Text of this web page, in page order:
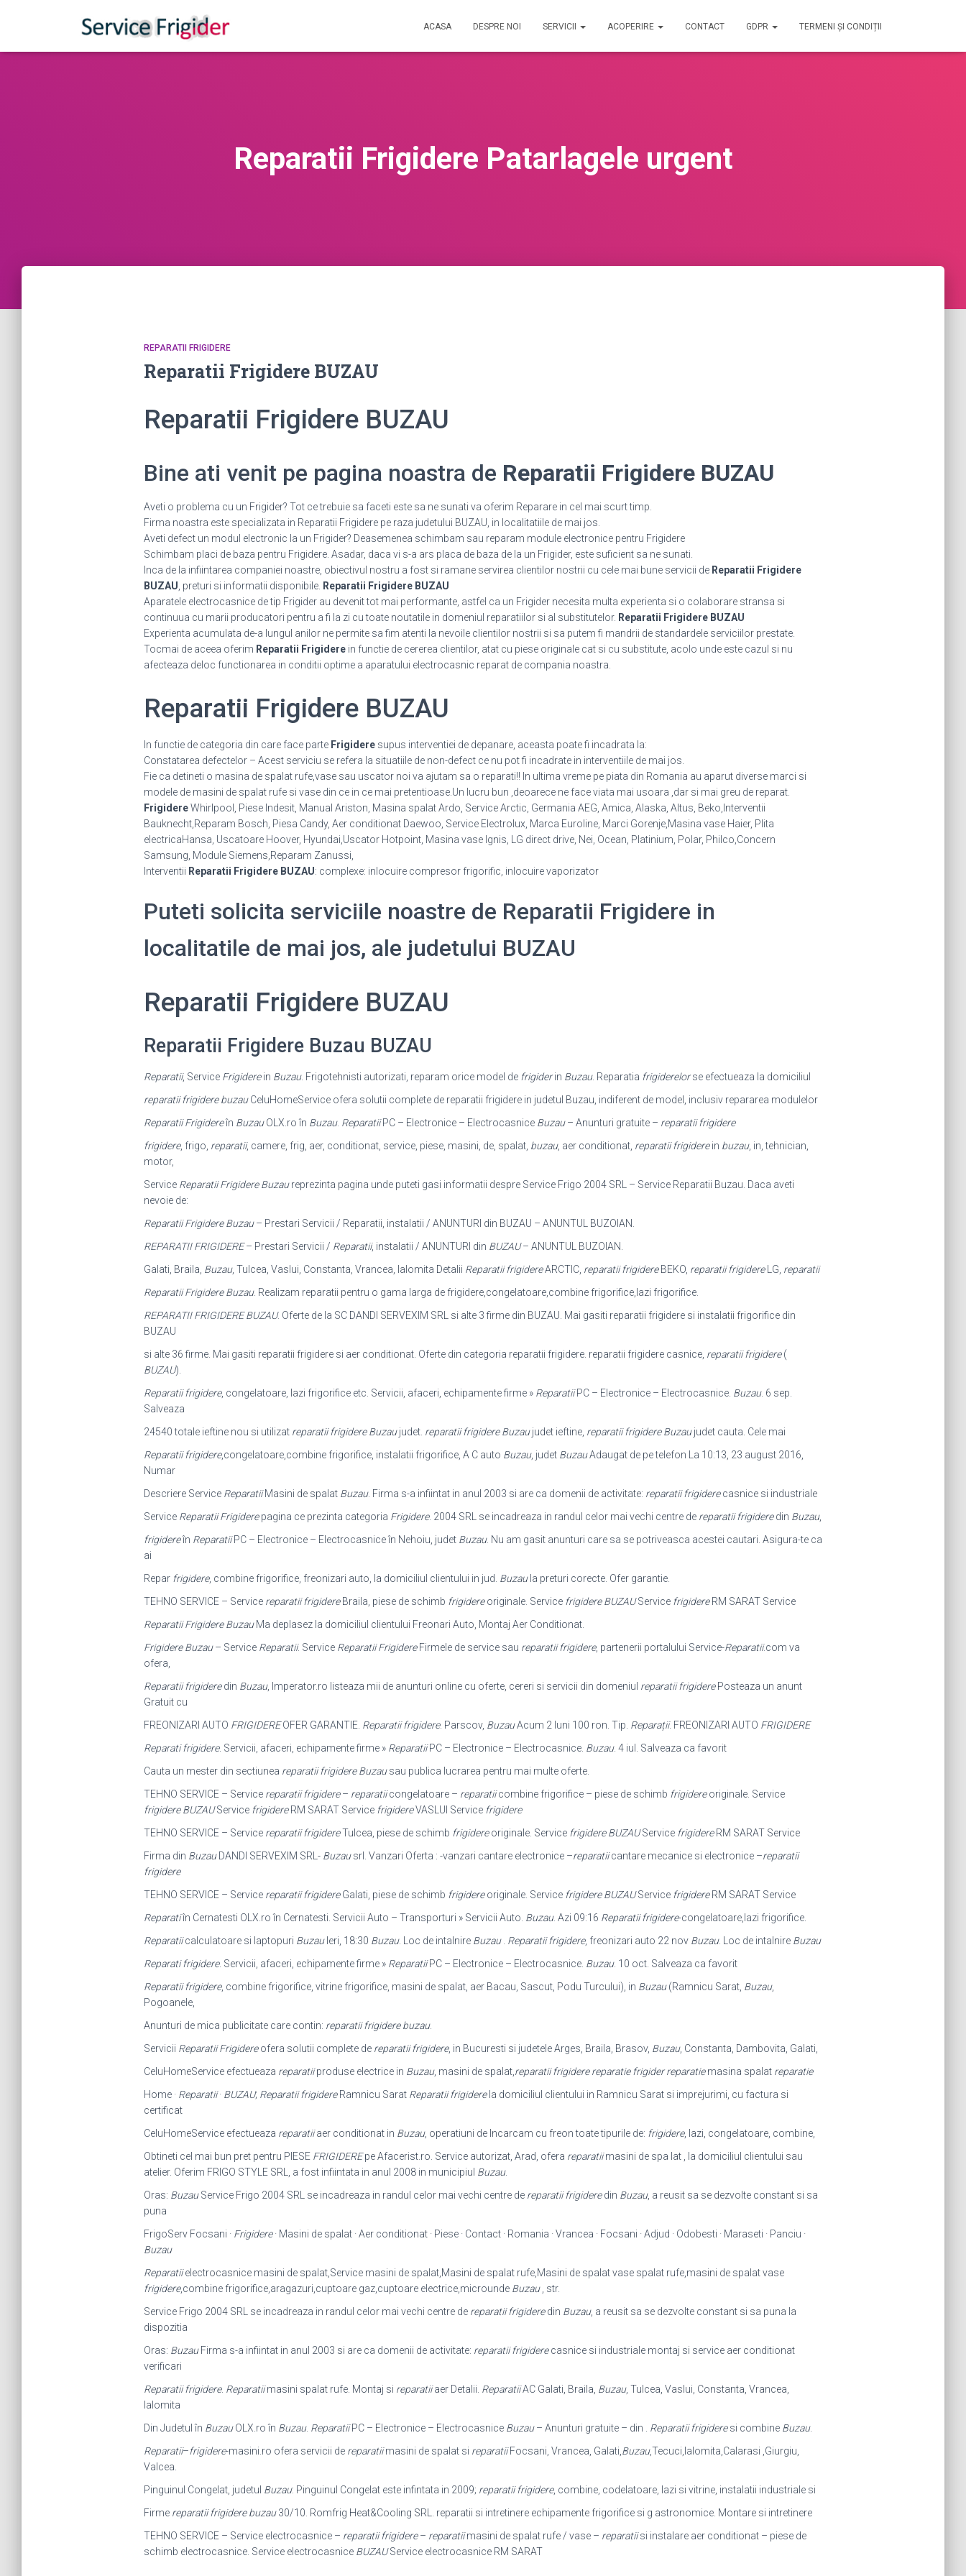
ACASA DESPRE NOI SERVICII ACOPERIRE CONTACT GDPR TERMENI ȘI CONDIȚII
Reparatii Frigidere Patarlagele urgent
REPARATII FRIGIDERE
Reparatii Frigidere BUZAU
Reparatii Frigidere BUZAU
Bine ati venit pe pagina noastra de Reparatii Frigidere BUZAU
Aveti o problema cu un Frigider? Tot ce trebuie sa faceti este sa ne sunati va oferim Reparare in cel mai scurt timp.
Firma noastra este specializata in Reparatii Frigidere pe raza judetului BUZAU, in localitatiile de mai jos.
Aveti defect un modul electronic la un Frigider? Deasemenea schimbam sau reparam module electronice pentru Frigidere
Schimbam placi de baza pentru Frigidere. Asadar, daca vi s-a ars placa de baza de la un Frigider, este suficient sa ne sunati.
Inca de la infiintarea companiei noastre, obiectivul nostru a fost si ramane servirea clientilor nostrii cu cele mai bune servicii de Reparatii Frigidere
BUZAU , preturi si informatii disponibile. Reparatii Frigidere BUZAU
Aparatele electrocasnice de tip Frigider au devenit tot mai performante, astfel ca un Frigider necesita multa experienta si o colaborare stransa si
continuua cu marii producatori pentru a fi la zi cu toate noutatile in domeniul reparatiilor si al substitutelor. Reparatii Frigidere BUZAU
Experienta acumulata de-a lungul anilor ne permite sa fim atenti la nevoile clientilor nostrii si sa putem fi mandrii de standardele serviciilor prestate.
Tocmai de aceea oferim Reparatii Frigiderein functie de cererea clientilor, atat cu piese originale cat si cu substitute, acolo unde este cazul si nu
afecteaza deloc functionarea in conditii optime a aparatului electrocasnic reparat de compania noastra.
Reparatii Frigidere BUZAU
In functie de categoria din care face parte Frigideresupus interventiei de depanare, aceasta poate fi incadrata la:
Constatarea defectelor – Acest serviciu se refera la situatiile de non-defect ce nu pot fi incadrate in interventiile de mai jos.
Fie ca detineti o masina de spalat rufe,vase sau uscator noi va ajutam sa o reparati!! In ultima vreme pe piata din Romania au aparut diverse marci si
modele de masini de spalat rufe si vase din ce in ce mai pretentioase.Un lucru bun ,deoarece ne face viata mai usoara ,dar si mai greu de reparat.
FrigidereWhirlpool, Piese Indesit, Manual Ariston, Masina spalat Ardo, Service Arctic, Germania AEG, Amica, Alaska, Altus, Beko,Interventii
Bauknecht,Reparam Bosch, Piesa Candy, Aer conditionat Daewoo, Service Electrolux, Marca Euroline, Marci Gorenje,Masina vase Haier, Plita
electricaHansa, Uscatoare Hoover, Hyundai,Uscator Hotpoint, Masina vase Ignis, LG direct drive, Nei, Ocean, Platinium, Polar, Philco,Concern
Samsung, Module Siemens,Reparam Zanussi,
Interventii Reparatii Frigidere BUZAU: complexe: inlocuire compresor frigorific, inlocuire vaporizator
Puteti solicita serviciile noastre de Reparatii Frigidere in
localitatile de mai jos, ale judetului BUZAU
Reparatii Frigidere BUZAU
Reparatii Frigidere Buzau BUZAU
Reparatii, Service Frigiderein Buzau. Frigotehnisti autorizati, reparam orice model de frigiderin Buzau. Reparatia frigiderelorse efectueaza la domiciliul
reparatii frigidere buzauCeluHomeService ofera solutii complete de reparatii frigidere in judetul Buzau, indiferent de model, inclusiv repararea modulelor
Reparatii Frigidereîn BuzauOLX.ro în Buzau. ReparatiiPC – Electronice – Electrocasnice Buzau– Anunturi gratuite – reparatii frigidere
frigidere, frigo, reparatii, camere, frig, aer, conditionat, service, piese, masini, de, spalat, buzau, aer conditionat, reparatii frigiderein buzau, in, tehnician,
motor,
Service Reparatii Frigidere Buzaureprezinta pagina unde puteti gasi informatii despre Service Frigo 2004 SRL – Service Reparatii Buzau. Daca aveti
nevoie de:
Reparatii Frigidere Buzau– Prestari Servicii / Reparatii, instalatii / ANUNTURI din BUZAU – ANUNTUL BUZOIAN.
REPARATII FRIGIDERE– Prestari Servicii / Reparatii, instalatii / ANUNTURI din BUZAU– ANUNTUL BUZOIAN.
Galati, Braila, Buzau, Tulcea, Vaslui, Constanta, Vrancea, Ialomita Detalii Reparatii frigidereARCTIC, reparatii frigidereBEKO, reparatii frigidereLG, reparatii
Reparatii Frigidere Buzau. Realizam reparatii pentru o gama larga de frigidere, congelatoare,combine frigorifice,lazi frigorifice.
REPARATII FRIGIDERE BUZAU. Oferte de la SC DANDI SERVEXIM SRL si alte 3 firme din BUZAU. Mai gasiti reparatii frigidere si instalatii frigorifice din
BUZAU
si alte 36 firme. Mai gasiti reparatii frigidere si aer conditionat. Oferte din categoria reparatii frigidere. reparatii frigidere casnice, reparatii frigidere(
BUZAU).
Reparatii frigidere, congelatoare, lazi frigorifice etc. Servicii, afaceri, echipamente firme » ReparatiiPC – Electronice – Electrocasnice. Buzau. 6 sep.
Salveaza
24540 totale ieftine nou si utilizat reparatii frigidere Buzaujudet. reparatii frigidere Buzaujudet ieftine, reparatii frigidere Buzaujudet cauta. Cele mai
Reparatii frigidere,congelatoare,combine frigorifice, instalatii frigorifice, A C auto Buzau, judet BuzauAdaugat de pe telefon La 10:13, 23 august 2016,
Numar
Descriere Service ReparatiiMasini de spalat Buzau. Firma s-a infiintat in anul 2003 si are ca domenii de activitate: reparatii frigiderecasnice si industriale
Service Reparatii Frigiderepagina ce prezinta categoria Frigidere. 2004 SRL se incadreaza in randul celor mai vechi centre de reparatii frigideredin Buzau,
frigidereîn ReparatiiPC – Electronice – Electrocasnice în Nehoiu, judet Buzau. Nu am gasit anunturi care sa se potriveasca acestei cautari. Asigura-te ca
ai
Repar frigidere, combine frigorifice, freonizari auto, la domiciliul clientului in jud. Buzaula preturi corecte. Ofer garantie.
TEHNO SERVICE – Service reparatii frigidereBraila, piese de schimb frigidereoriginale. Service frigidere BUZAUService frigidereRM SARAT Service
Reparatii Frigidere BuzauMa deplasez la domiciliul clientului Freonari Auto, Montaj Aer Conditionat.
Frigidere Buzau– Service Reparatii. Service Reparatii FrigidereFirmele de service sau reparatii frigidere, partenerii portalului Service-Reparatii.com va
ofera,
Reparatii frigideredin Buzau, Imperator.ro listeaza mii de anunturi online cu oferte, cereri si servicii din domeniul reparatii frigiderePosteaza un anunt
Gratuit cu
FREONIZARI AUTO FRIGIDEREOFER GARANTIE. Reparatii frigidere. Parscov, BuzauAcum 2 luni 100 ron. Tip. Reparații. FREONIZARI AUTO FRIGIDERE
Reparati frigidere. Servicii, afaceri, echipamente firme » ReparatiiPC – Electronice – Electrocasnice. Buzau. 4 iul. Salveaza ca favorit
Cauta un mester din sectiunea reparatii frigidere Buzausau publica lucrarea pentru mai multe oferte.
TEHNO SERVICE – Service reparatii frigidere– reparatiicongelatoare – reparatiicombine frigorifice – piese de schimb frigidereoriginale. Service
frigidere BUZAUService frigidereRM SARAT Service frigidereVASLUI Service frigidere
TEHNO SERVICE – Service reparatii frigidereTulcea, piese de schimb frigidereoriginale. Service frigidere BUZAUService frigidereRM SARAT Service
Firma din BuzauDANDI SERVEXIM SRL- Buzausrl. Vanzari Oferta : -vanzari cantare electronice –reparatiicantare mecanice si electronice –reparatii
frigidere
TEHNO SERVICE – Service reparatii frigidereGalati, piese de schimb frigidereoriginale. Service frigidere BUZAUService frigidereRM SARAT Service
Reparatiîn Cernatesti OLX.ro în Cernatesti. Servicii Auto – Transporturi » Servicii Auto. Buzau. Azi 09:16 Reparatii frigidere-congelatoare,lazi frigorifice.
Reparatiicalculatoare si laptopuri BuzauIeri, 18:30 Buzau. Loc de intalnire Buzau. Reparatii frigidere, freonizari auto 22 nov Buzau. Loc de intalnire Buzau
Reparati frigidere. Servicii, afaceri, echipamente firme » ReparatiiPC – Electronice – Electrocasnice. Buzau. 10 oct. Salveaza ca favorit
Reparatii frigidere, combine frigorifice, vitrine frigorifice, masini de spalat, aer Bacau, Sascut, Podu Turcului), in Buzau(Ramnicu Sarat, Buzau,
Pogoanele,
Anunturi de mica publicitate care contin: reparatii frigidere buzau.
Servicii Reparatii Frigidereofera solutii complete de reparatii frigidere, in Bucuresti si judetele Arges, Braila, Brasov, Buzau, Constanta, Dambovita, Galati,
CeluHomeService efectueaza reparatiiproduse electrice in Buzau, masini de spalat, reparatii frigidere reparatie frigider reparatiemasina spalat reparatie
Home · Reparatii· BUZAU; Reparatii frigidereRamnicu Sarat Reparatii frigiderela domiciliul clientului in Ramnicu Sarat si imprejurimi, cu factura si
certificat
CeluHomeService efectueaza reparatiiaer conditionat in Buzau, operatiuni de Incarcam cu freon toate tipurile de: frigidere, lazi, congelatoare, combine,
Obtineti cel mai bun pret pentru PIESE FRIGIDEREpe Afacerist.ro. Service autorizat, Arad, ofera reparatiimasini de spa lat , la domiciliul clientului sau
atelier. Oferim FRIGO STYLE SRL, a fost infiintata in anul 2008 in municipiul Buzau.
Oras: BuzauService Frigo 2004 SRL se incadreaza in randul celor mai vechi centre de reparatii frigideredin Buzau, a reusit sa se dezvolte constant si sa
puna
FrigoServ Focsani · Frigidere· Masini de spalat · Aer conditionat · Piese · Contact · Romania · Vrancea · Focsani · Adjud · Odobesti · Maraseti · Panciu ·
Buzau
Reparatiielectrocasnice masini de spalat,Service masini de spalat,Masini de spalat rufe,Masini de spalat vase spalat rufe,masini de spalat vase
frigidere,combine frigorifice,aragazuri,cuptoare gaz,cuptoare electrice,microunde Buzau, str.
Service Frigo 2004 SRL se incadreaza in randul celor mai vechi centre de reparatii frigideredin Buzau, a reusit sa se dezvolte constant si sa puna la
dispozitia
Oras: BuzauFirma s-a infiintat in anul 2003 si are ca domenii de activitate: reparatii frigiderecasnice si industriale montaj si service aer conditionat
verificari
Reparatii frigidere. Reparatiimasini spalat rufe. Montaj si reparatiiaer Detalii. ReparatiiAC Galati, Braila, Buzau, Tulcea, Vaslui, Constanta, Vrancea,
Ialomita
Din Judetul în BuzauOLX.ro în Buzau. ReparatiiPC – Electronice – Electrocasnice Buzau– Anunturi gratuite – din . Reparatii frigideresi combine Buzau.
Reparatii–frigidere-masini.ro ofera servicii de reparatiimasini de spalat si reparatiiFocsani, Vrancea, Galati, Buzau,Tecuci,Ialomita,Calarasi ,Giurgiu,
Valcea.
Pinguinul Congelat, judetul Buzau: Pinguinul Congelat este infintata in 2009; reparatii frigidere, combine, codelatoare, lazi si vitrine, instalatii industriale si
Firme reparatii frigidere buzau30/10. Romfrig Heat&Cooling SRL. reparatii si intretinere echipamente frigorifice si g astronomice. Montare si intretinere
TEHNO SERVICE – Service electrocasnice – reparatii frigidere– reparatiimasini de spalat rufe / vase – reparatiisi instalare aer conditionat – piese de
schimb electrocasnice. Service electrocasnice BUZAUService electrocasnice RM SARAT